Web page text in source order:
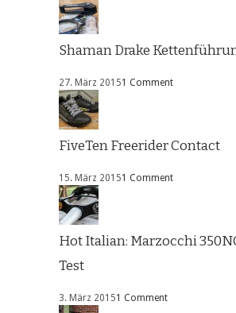
Shaman Drake
27. März 20151 Comment
FiveTen Freerider Contact
15. März 20151 Comment
Hot Italian: Marzocchi
Test
3. März 20151 Comment